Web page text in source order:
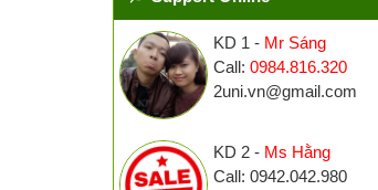
KD 1 - Mr Sáng
Call: 0984.816.320
2uni.vn@gmail.com
KD 2 - Ms Hằng
Call: 0942.042.980